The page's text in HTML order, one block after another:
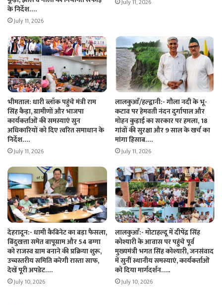
के निर्देश….
July 11, 2026
भीमताल: धारी ब्लॉक पहुंचे मंत्री राम
सिंह कैड़ा, ग्रामीणों और भाजपा
कार्यकर्ताओं की समस्याएं सुन
अधिकारियों को दिए त्वरित समाधान के
निर्देश….
July 11, 2026
लालकुआँ/हल्द्वानी:- गौला नदी के भू-
कटाव पर हेमवती नंदन दुर्गापाल और
मोहन कुड़ाई का सरकार पर हमला, 18
गांवों की सुरक्षा और 9 साल के खर्च का
मांगा हिसाब….
July 11, 2026
देहरादून:- धामी कैबिनेट का बड़ा फैसला,
बिंदुखत्ता समेत बापूग्राम और 54 बग्गा
को राजस्व ग्राम बनाने की प्रक्रिया शुरू,
उच्चस्तरीय समिति करेगी रास्ता साफ,
देखें पूरी अपडेट….
July 10, 2026
लालकुआँ:- मोटाहल्दू में दीपेंद्र सिंह
कोश्यारी के आवास पर पहुंचे पूर्व
मुख्यमंत्री भगत सिंह कोश्यारी, जनसंवाद
में सुनीं स्थानीय समस्याएं, कार्यकर्ताओं
को दिया मार्गदर्शन…..
July 10, 2026